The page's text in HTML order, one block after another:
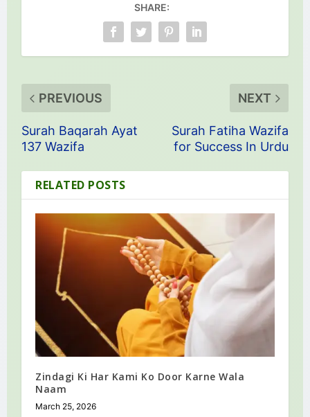
SHARE:
PREVIOUS
Surah Baqarah Ayat
137 Wazifa
NEXT
Surah Fatiha Wazifa
for Success In Urdu
RELATED POSTS
Zindagi Ki Har Kami Ko Door Karne Wala
Naam
March 25, 2026